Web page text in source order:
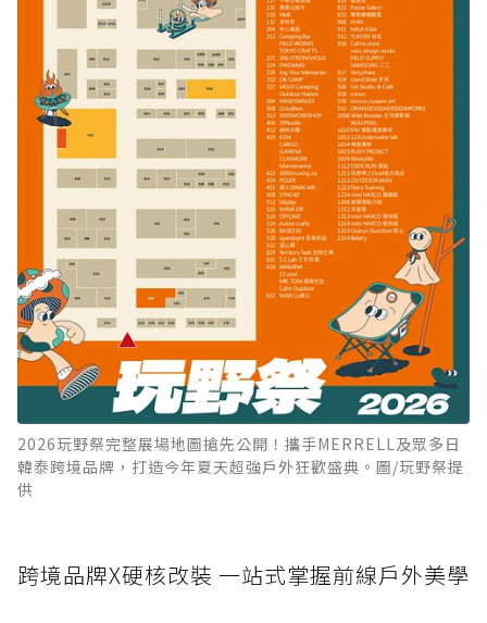
2026玩野祭完整展場地圖搶先公開！攜手MERRELL及眾多日
韓泰跨境品牌，打造今年夏天超強戶外狂歡盛典。圖/玩野祭提
供
跨境品牌X硬核改裝 一站式掌握前線戶外美學